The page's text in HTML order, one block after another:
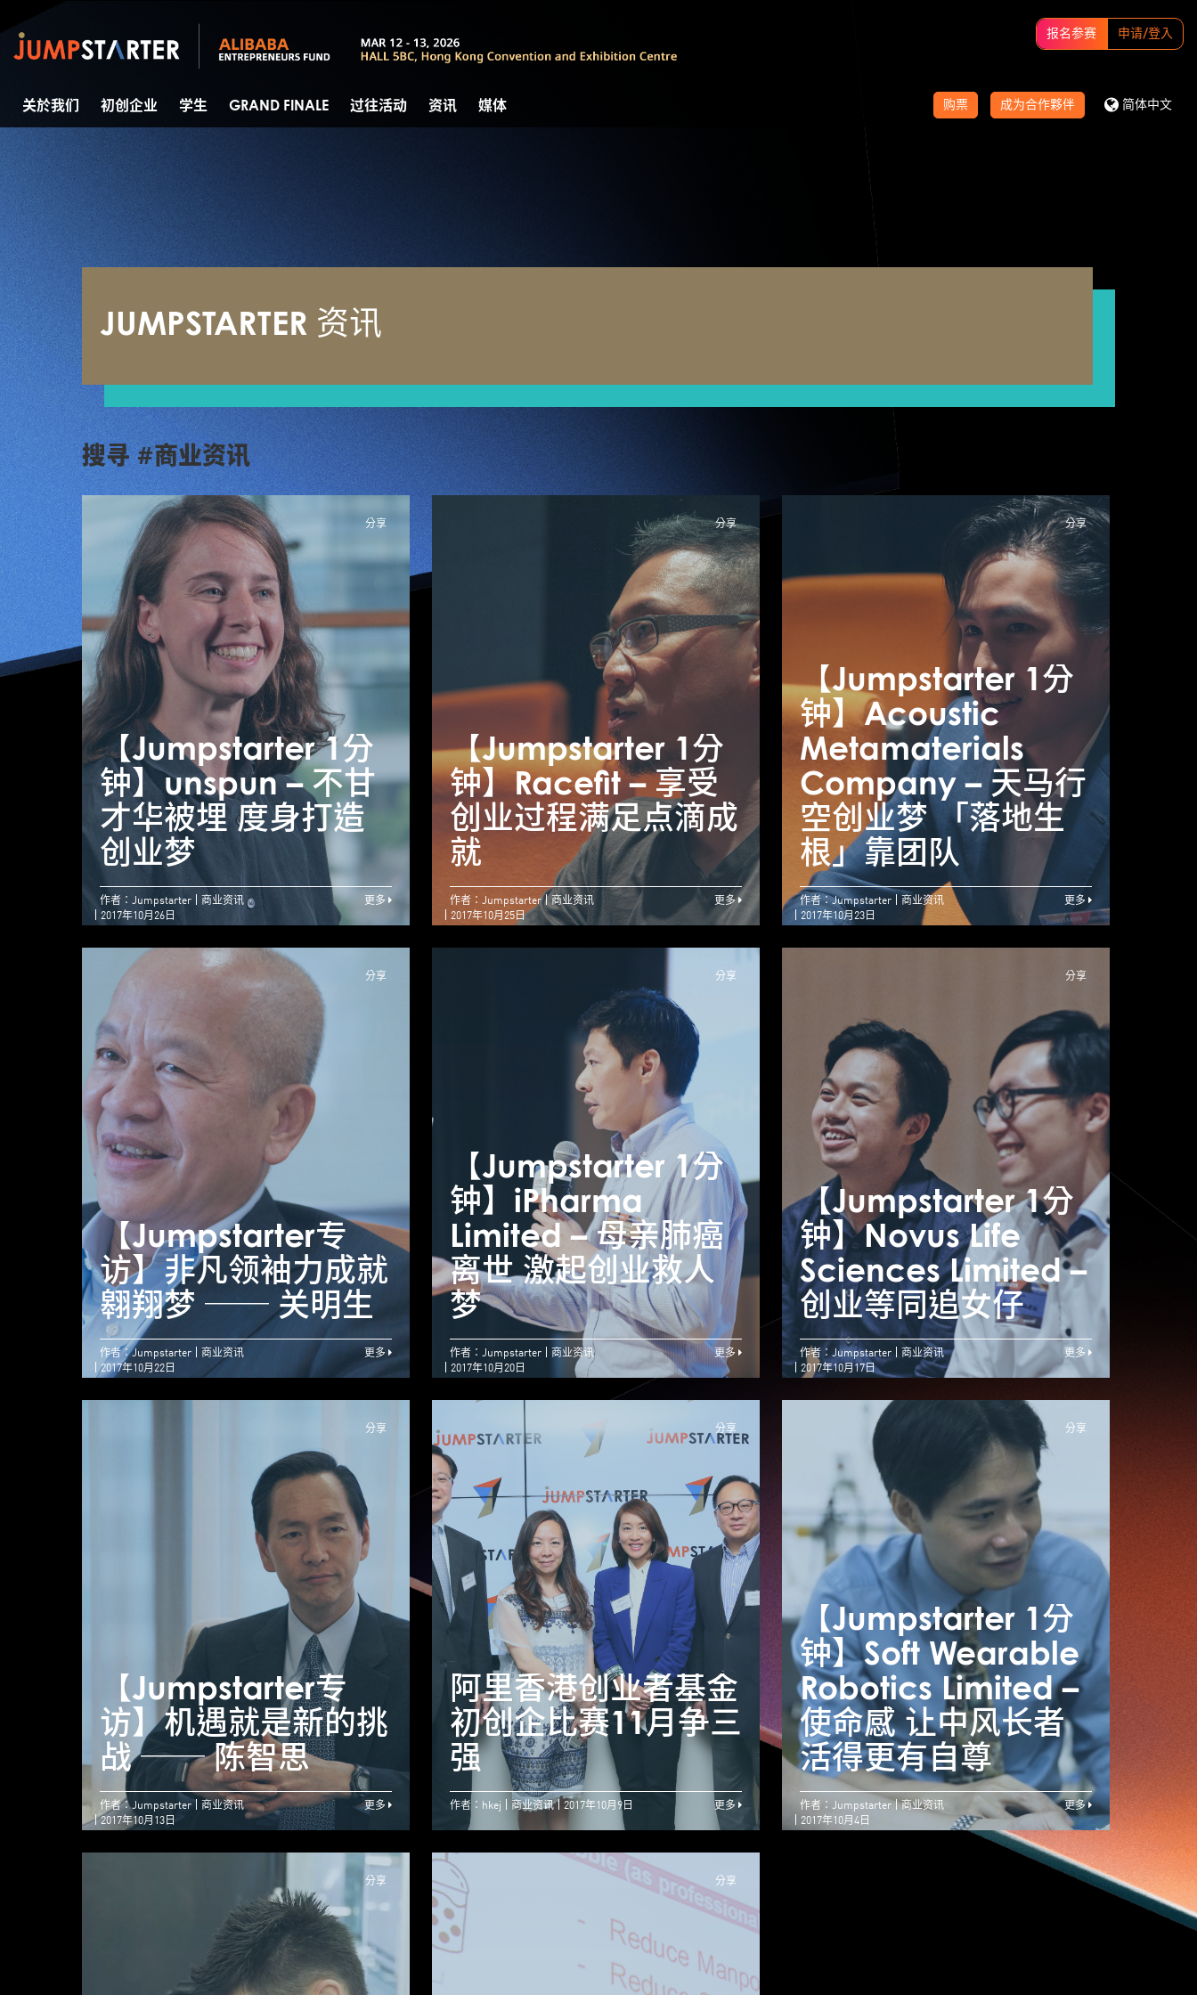
报名参赛 申请/登入
购票 成为合作夥伴 简体中文
关於我们 初创企业 学生 GRAND FINALE 过往活动 资讯 媒体
JUMPSTARTER 资讯
搜寻 #商业资讯
分享
【Jumpstarter 1分
钟】unspun – 不甘
才华被埋 度身打造
创业梦
【Jumpstarter 1分
钟】unspun – 不甘
才华被埋 度身打造
创业梦
作者：Jumpstarter
商业资讯
2017年10月26日
更多
分享
【Jumpstarter 1分
钟】Racefit – 享受
创业过程满足点滴成
就
【Jumpstarter 1分
钟】Racefit – 享受
创业过程满足点滴成
就
作者：Jumpstarter
商业资讯
2017年10月25日
更多
分享
【Jumpstarter 1分
钟】Acoustic
Metamaterials
Company – 天马行
空创业梦 「落地生
根」靠团队
作者：Jumpstarter
商业资讯
2017年10月23日
更多
分享
【Jumpstarter专
访】非凡领袖力成就
翱翔梦 ── 关明生
【Jumpstarter专
访】非凡领袖力成就
翱翔梦 ── 关明生
作者：Jumpstarter
商业资讯
2017年10月22日
更多
分享
【Jumpstarter 1分
钟】iPharma
Limited – 母亲肺癌
离世 激起创业救人
梦
【Jumpstarter 1分
钟】iPharma
Limited – 母亲肺癌
离世 激起创业救人
梦
作者：Jumpstarter
商业资讯
2017年10月20日
更多
分享
【Jumpstarter 1分
钟】Novus Life
Sciences Limited –
创业等同追女仔
【
钟
作者：Jumpstarter
商业资讯
2017年10月17日
更多
分享
【Jumpstarter专
访】机遇就是新的挑
战 ── 陈智思
【Jumpstarter专
访】机遇就是新的挑
战 ── 陈智思
作者：Jumpstarter
商业资讯
2017年10月13日
更多
分享
阿里香港创业者基金
初创企比赛11月争三
强
阿里香港创业者基金
初创企比赛11月争三
强
作者：hkej 商业资讯 2017年10月9日 更多
分享
【Jumpstarter 1分
钟】Soft Wearable
Robotics Limited –
使命感 让中风长者
活得更有自尊
【
钟
使
活
作者：Jumpstarter
商业资讯
2017年10月4日
更多
分享 分享